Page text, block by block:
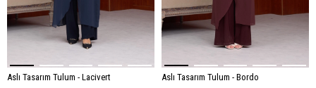
Aslı Tasarım Tulum - Lacivert Aslı Tasarım Tulum - Bordo